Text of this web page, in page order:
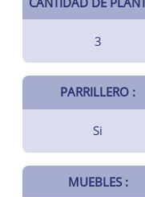
3
PARRILLERO :
Si
MUEBLES :